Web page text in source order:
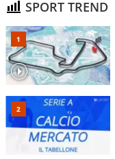
SPORT TREND